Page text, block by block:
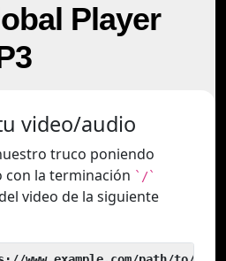
Player
video/audio
truco poniendo
la terminación `/`
video de la siguiente